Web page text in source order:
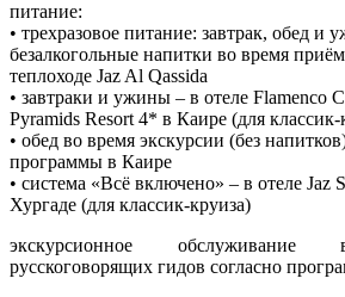
питание:
• трехразовое питание: завтрак, обед и
безалкогольные напитки во время
теплоходе Jaz Al Qassida
• завтраки и ужины – в отеле Flamenco
Pyramids Resort 4* в Каире (для классик-
• обед во время экскурсии (без
программы в Каире
• система «Всё включено» – в отеле Jaz
Хургаде (для классик-круиза)
экскурсионное обслуживание
русскоговорящих гидов согласно